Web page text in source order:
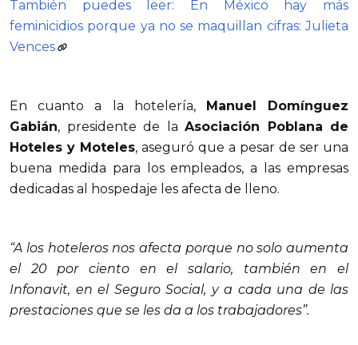
También puedes leer: En México hay más
feminicidios porque ya no se maquillan cifras: Julieta
Vences
En cuanto a la hotelería, Manuel Domínguez
Gabián, presidente de la Asociación Poblana de
Hoteles y Moteles, aseguró que a pesar de ser una
buena medida para los empleados, a las empresas
dedicadas al hospedaje les afecta de lleno.
“A los hoteleros nos afecta porque no solo aumenta
el 20 por ciento en el salario, también en el
Infonavit, en el Seguro Social, y a cada una de las
prestaciones que se les da a los trabajadores”.